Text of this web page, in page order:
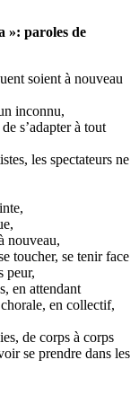
»: paroles de
soient à nouveau
inconnu,
s’adapter à tout
les spectateurs ne
nouveau,
toucher, se tenir face
peur,
en attendant
en collectif,
de corps à corps
se prendre dans les